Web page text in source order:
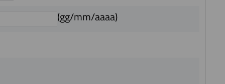
(gg/mm/aaaa)